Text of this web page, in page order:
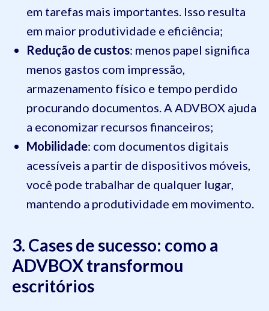
em tarefas mais importantes. Isso resulta
em maior produtividade e eficiência;
Redução de custos: menos papel significa
menos gastos com impressão,
armazenamento físico e tempo perdido
procurando documentos. A ADVBOX ajuda
a economizar recursos financeiros;
Mobilidade: com documentos digitais
acessíveis a partir de dispositivos móveis,
você pode trabalhar de qualquer lugar,
mantendo a produtividade em movimento.
3. Cases de sucesso: como a
ADVBOX transformou
escritórios